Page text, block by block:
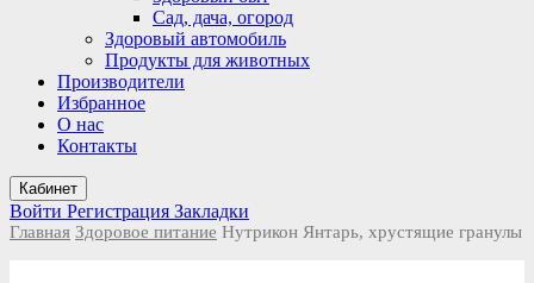
Сад, дача, огород
Здоровый автомобиль
Продукты для животных
Производители
Избранное
О нас
Контакты
Кабинет
Войти Регистрация Закладки
Главная Здоровое питание Нутрикон Янтарь, хрустящие гранулы